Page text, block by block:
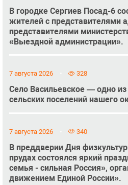
В городке Сергиев Посад-6
жителей с представителями
представителями
«Выездной администрации».
7 августа 2026 328
Село Васильевское — одно
сельских поселений нашего
7 августа 2026 340
В преддверии Дня
прудах состоялся яркий
семья - сильная Россия»,
движением Единой России».